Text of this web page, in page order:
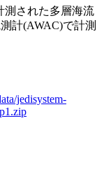
測された多層海流
計(AWAC)で計測
jedisystem-